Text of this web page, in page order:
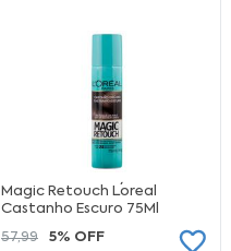
Magic Retouch L´oreal
Castanho Escuro 75Ml
57,99
5% OFF